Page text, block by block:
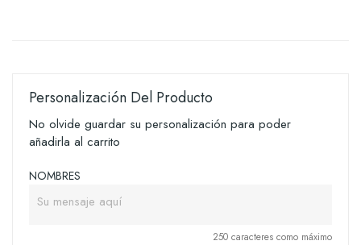
Personalización Del Producto
No olvide guardar su personalización para poder
añadirla al carrito
NOMBRES
250 caracteres como máximo